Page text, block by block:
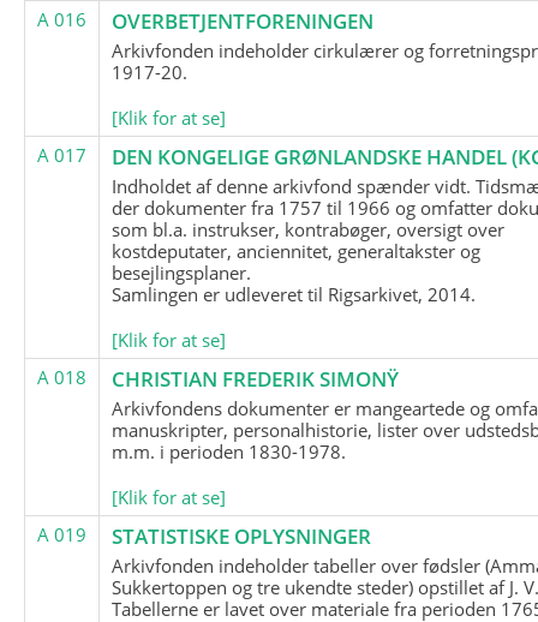
A 016 OVERBETJENTFORENINGEN
Arkivfonden indeholder cirkulærer og
1917-20.
[Klik for at se]
A 017
DEN KONGELIGE GRØNLANDSKE HANDEL
Indholdet af denne arkivfond spænder vidt.
der dokumenter fra 1757 til 1966 og omfatter
som bl.a. instrukser, kontrabøger, oversigt over
kostdeputater, anciennitet, generaltakster og
besejlingsplaner.
Samlingen er udleveret til Rigsarkivet, 2014.
[Klik for at se]
A 018
CHRISTIAN FREDERIK SIMONŸ
Arkivfondens dokumenter er mangeartede og
manuskripter, personalhistorie, lister over
m.m. i perioden 1830-1978.
[Klik for at se]
A 019
STATISTISKE OPLYSNINGER
Arkivfonden indeholder tabeller over fødsler
Sukkertoppen og tre ukendte steder) opstillet af J.
Tabellerne er lavet over materiale fra perioden